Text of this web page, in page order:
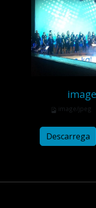
image/jpeg
Descarrega